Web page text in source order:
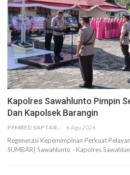
Kapolres Sawahlunto Pimpin
Dan Kapolsek Barangin
PEMRED SAPTARIUS 6 Agu 2026
Regenerasi Kepemimpinan Perkuat
SUMBAR| Sawahlunto - Kapolres